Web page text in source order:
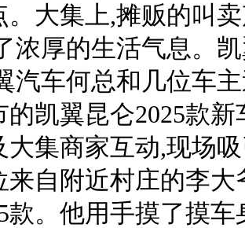
。大集上,摊贩的叫
浓厚的生活气息。
汽车何总和几位车
的凯翼昆仑2025款
大集商家互动,现场
来自附近村庄的李
款。他用手摸了摸